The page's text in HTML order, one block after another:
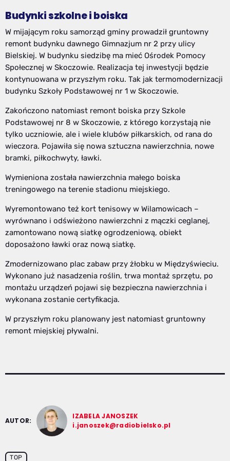
Budynki szkolne i boiska
W mijającym roku samorząd gminy prowadził gruntowny
remont budynku dawnego Gimnazjum nr 2 przy ulicy
Bielskiej. W budynku siedzibę ma mieć Ośrodek Pomocy
Społecznej w Skoczowie. Realizacja tej inwestycji będzie
kontynuowana w przyszłym roku. Tak jak termomodernizacji
budynku Szkoły Podstawowej nr 1 w Skoczowie.
Zakończono natomiast remont boiska przy Szkole
Podstawowej nr 8 w Skoczowie, z którego korzystają nie
tylko uczniowie, ale i wiele klubów piłkarskich, od rana do
wieczora. Pojawiła się nowa sztuczna nawierzchnia, nowe
bramki, piłkochwyty, ławki.
Wymieniona została nawierzchnia małego boiska
treningowego na terenie stadionu miejskiego.
Wyremontowano też kort tenisowy w Wilamowicach –
wyrównano i odświeżono nawierzchni z mączki ceglanej,
zamontowano nową siatkę ogrodzeniową, obiekt
doposażono ławki oraz nową siatkę.
Zmodernizowano plac zabaw przy żłobku w Międzyświeciu.
Wykonano już nasadzenia roślin, trwa montaż sprzętu, po
montażu urządzeń pojawi się bezpieczna nawierzchnia i
wykonana zostanie certyfikacja.
W przyszłym roku planowany jest natomiast gruntowny
remont miejskiej pływalni.
AUTOR:
IZABELA JANOSZEK
i.janoszek@radiobielsko.pl
TOP